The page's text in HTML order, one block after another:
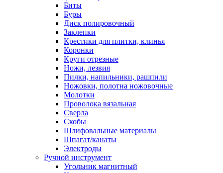
Биты
Буры
Диск полировочный
Заклепки
Крестики для плитки, клинья
Коронки
Круги отрезные
Ножи, лезвия
Пилки, напильники, рашпили
Ножовки, полотна ножовочные
Молотки
Проволока вязальная
Сверла
Скобы
Шлифовальные материалы
Шпагат/канаты
Электроды
Ручной инструмент
Угольник магнитный